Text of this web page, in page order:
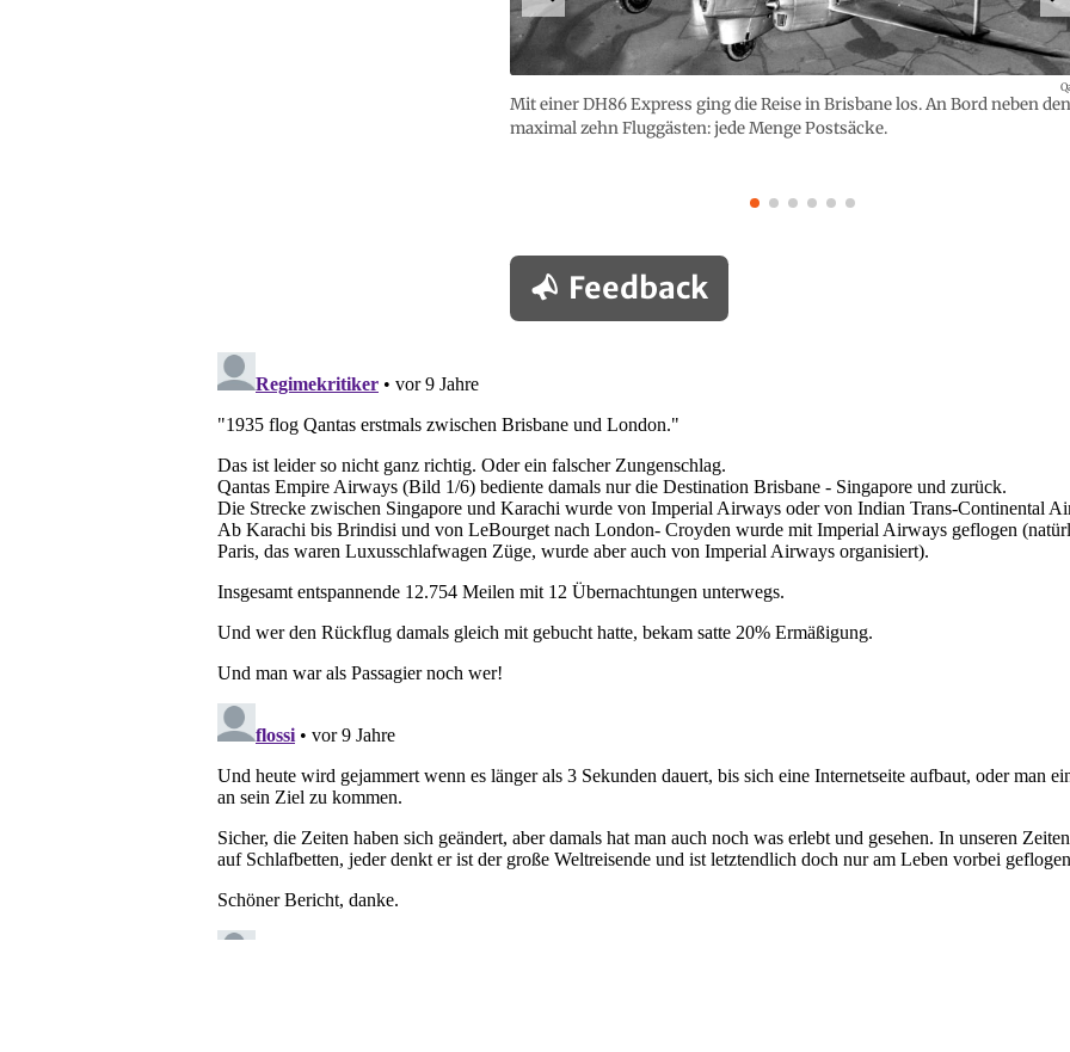
Mit einer DH86 Express ging die Reise in Brisbane los. An Bord neben den
maximal zehn Fluggästen: jede Menge Postsäcke.
Feedback